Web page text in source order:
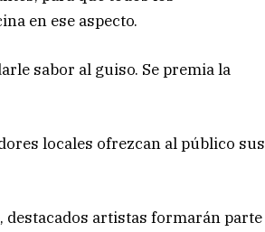
en ese aspecto.
sabor al guiso. Se premia la
locales ofrezcan al público sus
destacados artistas formarán parte